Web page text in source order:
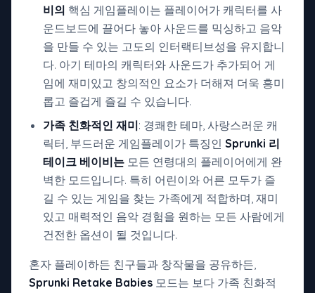
비의 핵심 게임플레이는 플레이어가 캐릭터를 사
운드보드에 끌어다 놓아 사운드를 믹싱하고 음악
을 만들 수 있는 고도의 인터랙티브성을 유지합니
다. 아기 테마의 캐릭터와 사운드가 추가되어 게
임에 재미있고 창의적인 요소가 더해져 더욱 흥미
롭고 즐겁게 즐길 수 있습니다.
가족 친화적인 재미: 경쾌한 테마, 사랑스러운 캐
릭터, 부드러운 게임플레이가 특징인 Sprunki 리
테이크 베이비는 모든 연령대의 플레이어에게 완
벽한 모드입니다. 특히 어린이와 어른 모두가 즐
길 수 있는 게임을 찾는 가족에게 적합하며, 재미
있고 매력적인 음악 경험을 원하는 모든 사람에게
건전한 옵션이 될 것입니다.
혼자 플레이하든 친구들과 창작물을 공유하든,
Sprunki Retake Babies 모드는 보다 가족 친화적